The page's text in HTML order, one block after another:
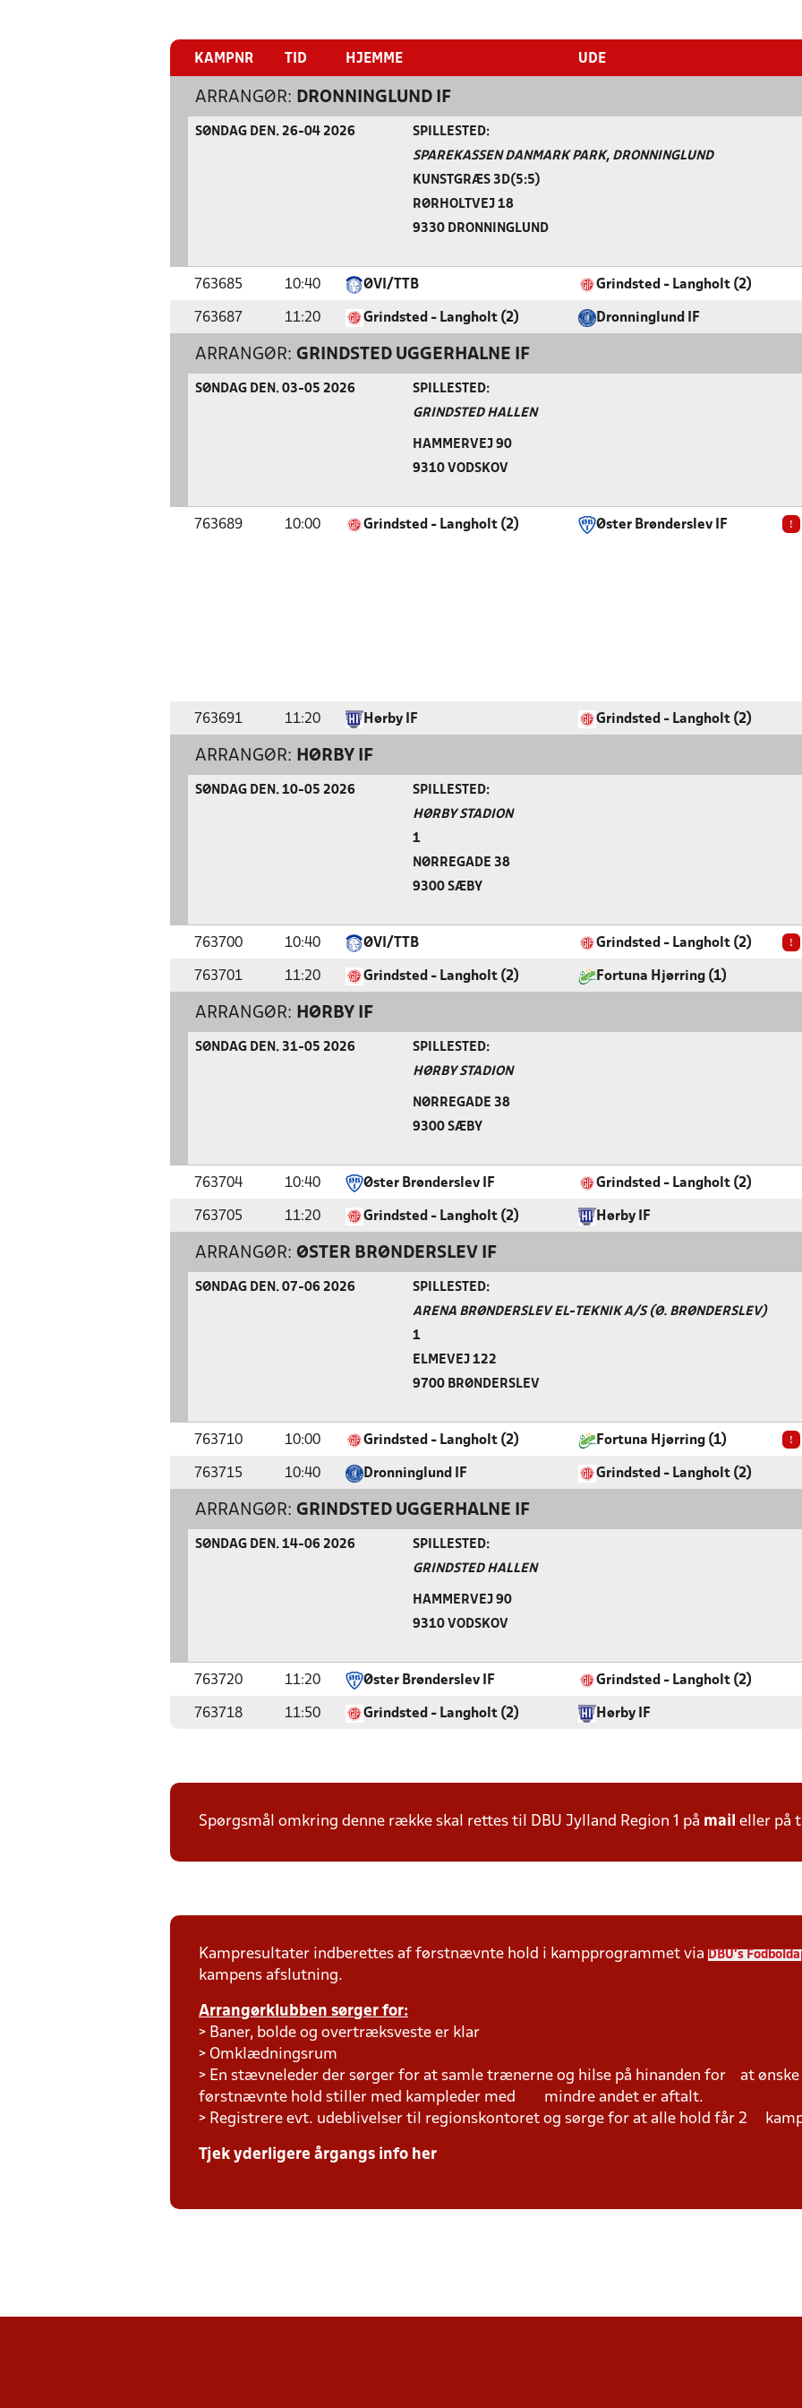
KAMPNR TID HJEMME UDE
ARRANGØR: DRONNINGLUND IF
SØNDAG DEN. 26-04 2026 SPILLESTED:
SPAREKASSEN DANMARK PARK, DRONNINGLUND
KUNSTGRÆS 3D(5:5)
RØRHOLTVEJ 18
9330 DRONNINGLUND
763685 10:40 ØVI/TTB Grindsted - Langholt (2)
763687 11:20 Grindsted - Langholt (2) Dronninglund IF
ARRANGØR: GRINDSTED UGGERHALNE IF
SØNDAG DEN. 03-05 2026 SPILLESTED:
GRINDSTED HALLEN
HAMMERVEJ 90
9310 VODSKOV
763689 10:00 Grindsted - Langholt (2) Øster Brønderslev IF !
763691 11:20 Hørby IF Grindsted - Langholt (2)
ARRANGØR: HØRBY IF
SØNDAG DEN. 10-05 2026 SPILLESTED:
HØRBY STADION
1
NØRREGADE 38
9300 SÆBY
763700 10:40 ØVI/TTB Grindsted - Langholt (2) !
763701 11:20 Grindsted - Langholt (2) Fortuna Hjørring (1)
ARRANGØR: HØRBY IF
SØNDAG DEN. 31-05 2026 SPILLESTED:
HØRBY STADION
NØRREGADE 38
9300 SÆBY
763704 10:40 Øster Brønderslev IF Grindsted - Langholt (2)
763705 11:20 Grindsted - Langholt (2) Hørby IF
ARRANGØR: ØSTER BRØNDERSLEV IF
SØNDAG DEN. 07-06 2026 SPILLESTED:
ARENA BRØNDERSLEV EL-TEKNIK A/S (Ø. BRØNDERSLEV)
1
ELMEVEJ 122
9700 BRØNDERSLEV
763710 10:00 Grindsted - Langholt (2) Fortuna Hjørring (1) !
763715 10:40 Dronninglund IF Grindsted - Langholt (2)
ARRANGØR: GRINDSTED UGGERHALNE IF
SØNDAG DEN. 14-06 2026 SPILLESTED:
GRINDSTED HALLEN
HAMMERVEJ 90
9310 VODSKOV
763720 11:20 Øster Brønderslev IF Grindsted - Langholt (2)
763718 11:50 Grindsted - Langholt (2) Hørby IF
Spørgsmål omkring denne række skal rettes til DBU Jylland Region 1 på mail eller på
Kampresultater indberettes af førstnævnte hold i kampprogrammet via DBU's
kampens afslutning.
Arrangørklubben sørger for:
> Baner, bolde og overtræksveste er klar
> Omklædningsrum
> En stævneleder der sørger for at samle trænerne og hilse på hinanden for at
førstnævnte hold stiller med kampleder med mindre andet er aftalt.
> Registrere evt. udeblivelser til regionskontoret og sørge for at alle hold får 2
Tjek yderligere årgangs info her